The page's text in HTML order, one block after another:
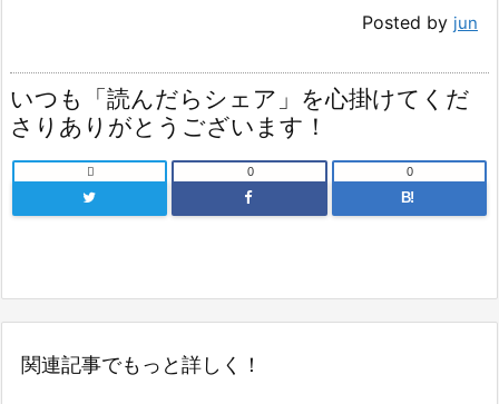
Posted by jun
いつも「読んだらシェア」を心掛けてくだ
さりありがとうございます！
 0
B!
0
関連記事でもっと詳しく！